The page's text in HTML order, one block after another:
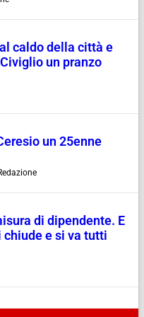
caldo della città e
un pranzo
un 25enne
di dipendente. E
chiude e si va tutti